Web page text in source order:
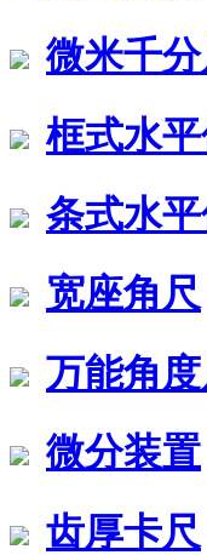
微米千分
框式水
条式水
宽座角尺
万能角度
微分装置
齿厚卡尺